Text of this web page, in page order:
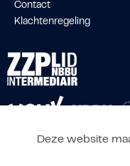
Deze website
Contact
Klachtenregeling